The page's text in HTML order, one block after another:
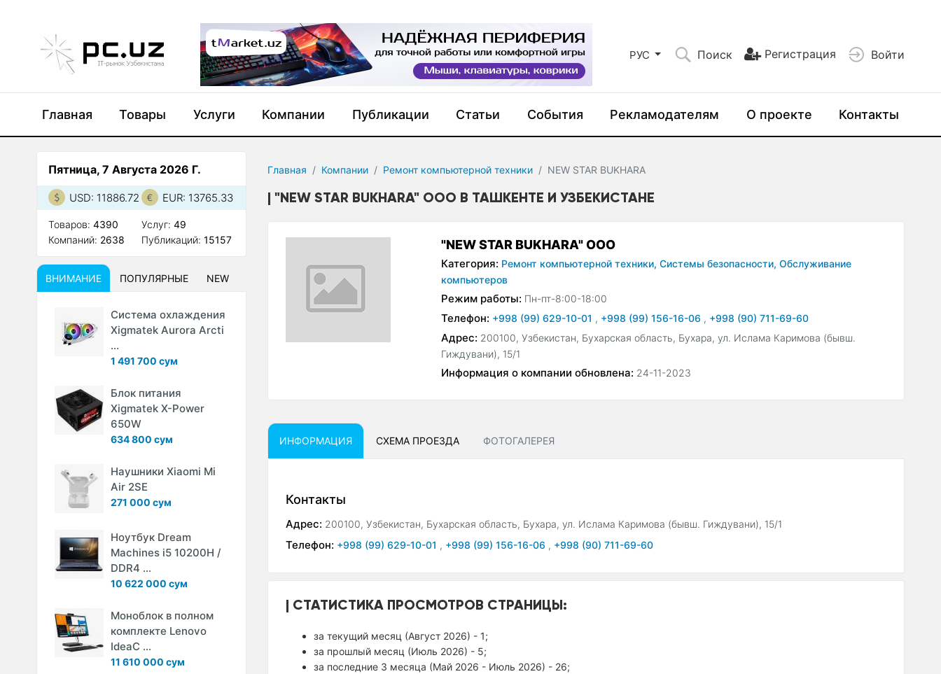
РУС Поиск Регистрация Войти
Главная Товары Услуги Компании Публикации Статьи События Рекламодателям О проекте Контакты
Главная Компании Ремонт компьютерной техники NEW STAR BUKHARA
"NEW STAR BUKHARA" ООО В ТАШКЕНТЕ И УЗБЕКИСТАНЕ
"NEW STAR BUKHARA" ООО
Категория: Ремонт компьютерной техники, Системы безопасности, Обслуживание
компьютеров
Режим работы: Пн-пт-8:00-18:00
Телефон: +998 (99) 629-10-01 , +998 (99) 156-16-06 , +998 (90) 711-69-60
Адрес: 200100, Узбекистан, Бухарская область, Бухара, ул. Ислама Каримова (бывш.
Гиждувани), 15/1
Информация о компании обновлена: 24-11-2023
ИНФОРМАЦИЯ СХЕМА ПРОЕЗДА ФОТОГАЛЕРЕЯ
Контакты
Адрес: 200100, Узбекистан, Бухарская область, Бухара, ул. Ислама Каримова (бывш. Гиждувани), 15/1
Телефон: +998 (99) 629-10-01 , +998 (99) 156-16-06 , +998 (90) 711-69-60
СТАТИСТИКА ПРОСМОТРОВ СТРАНИЦЫ:
за текущий месяц (Август 2026) - 1;
за прошлый месяц (Июль 2026) - 5;
за последние 3 месяца (Май 2026 - Июль 2026) - 26;
Пятница, 7 Августа 2026 Г.
USD: 11886.72 EUR: 13765.33
Товаров: 4390
Компаний: 2638
Услуг:49
Публикаций:15157
ВНИМАНИЕ ПОПУЛЯРНЫЕ NEW
Система охлаждения
Xigmatek Aurora Arcti
...
1 491 700 сум
Блок питания
Xigmatek X-Power
650W
634 800 сум
Наушники Xiaomi Mi
Air 2SE
271 000 сум
Ноутбук Dream
Machines i5 10200H /
DDR4 ...
10 622 000 сум
Моноблок в полном
комплекте Lenovo
IdeaC ...
11 610 000 сум